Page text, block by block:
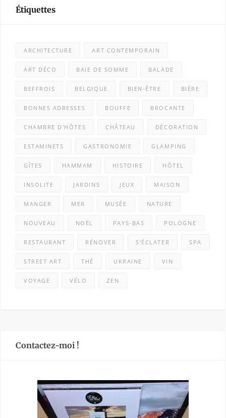
Étiquettes
ARCHITECTURE ART CONTEMPORAIN
ART DÉCO BAIE DE SOMME BALADE
BEFFROIS BELGIQUE BIEN-ÊTRE BIÈRE
BONNES ADRESSES BOUFFE BROCANTE
CHAMBRE D'HÔTES CHÂTEAU DÉCORATION
ESTAMINETS GASTRONOMIE GLAMPING
GÎTES HAMMAM HISTOIRE HÔTEL
INSOLITE JARDINS JEUX MAISON
MANGER MER MUSÉE NATURE
NOUVEAU NOËL PAYS-BAS POLOGNE
RESTAURANT RÉNOVER S'ÉCLATER SPA
STREET ART THÉ UKRAINE VIN
VOYAGE VÉLO ZEN
Contactez-moi !